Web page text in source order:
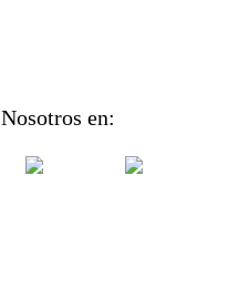
en: